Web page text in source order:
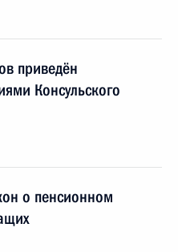
приведён
Консульского
о пенсионном